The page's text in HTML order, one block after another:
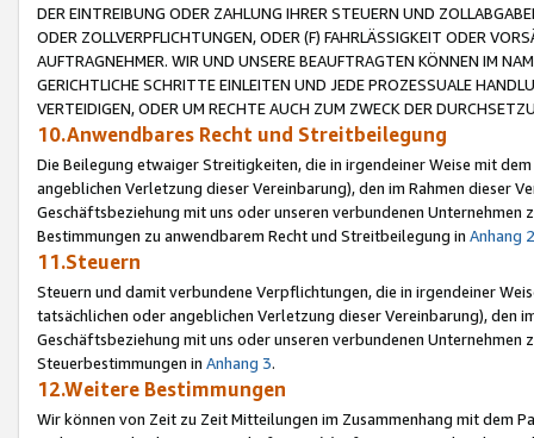
DER EINTREIBUNG ODER ZAHLUNG IHRER STEUERN UND
ODER ZOLLVERPFLICHTUNGEN, ODER (F) FAHRLÄSSIGKEIT ODER
AUFTRAGNEHMER. WIR UND UNSERE BEAUFTRAGTEN KÖNNEN IM
GERICHTLICHE SCHRITTE EINLEITEN UND JEDE PROZESSUALE
VERTEIDIGEN, ODER UM RECHTE AUCH ZUM ZWECK DER
10.Anwendbares Recht und Streitbeilegung
Die Beilegung etwaiger Streitigkeiten, die in irgendeiner Weise mit
angeblichen Verletzung dieser Vereinbarung), den im Rahmen dieser
Geschäftsbeziehung mit uns oder unseren verbundenen
Bestimmungen zu anwendbarem Recht und Streitbeilegung in Anhang 2
11.Steuern
Steuern und damit verbundene Verpflichtungen, die in irgendeiner
tatsächlichen oder angeblichen Verletzung dieser Vereinbarung), den
Geschäftsbeziehung mit uns oder unseren verbundenen
Steuerbestimmungen in Anhang 3.
12.Weitere Bestimmungen
Wir können von Zeit zu Zeit Mitteilungen im Zusammenhang mit dem